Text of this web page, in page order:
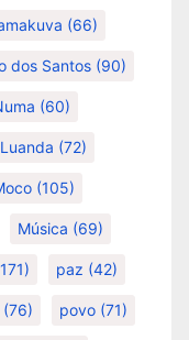
(66)
dos Santos (90)
(60)
Luanda (72)
(105)
Música (69)
paz (42)
(76) povo (71)